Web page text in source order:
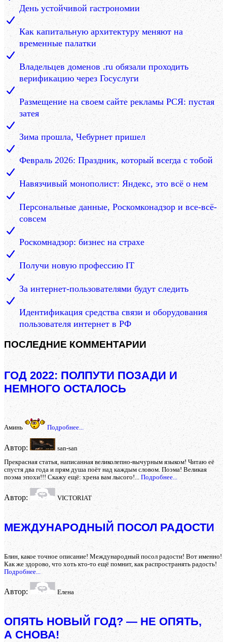
День устойчивой гастрономии
Как капитальную архитектуру меняют на
временные палатки
Владельцев доменов .ru обязали проходить
верификацию через Госуслуги
Размещение на своем сайте рекламы РСЯ: пустая
затея
Зима прошла, Чебурнет пришел
Февраль 2026: Праздник, который всегда с тобой
Навязчивый монополист: Яндекс, это всё о нем
Персональные данные, Роскомконадзор и все-всё-
совсем
Роскомнадзор: бизнес на страхе
Получи новую профессию IT
За интернет-пользователями будут следить
Идентификация средства связи и оборудования
пользователя интернет в РФ
ПОСЛЕДНИЕ КОММЕНТАРИИ
ГОД 2022: ПОЛПУТИ ПОЗАДИ И
НЕМНОГО ОСТАЛОСЬ
Аминь Подробнее...
Автор: san-san
Прекрасная статья, написанная великолепно-вычурным языком! Читаю её
спустя два года и прям душа поёт над каждым словом. Поэма! Великая
поэма эпохи!!! Скажу ещё: хрена вам лысого!... Подробнее...
Автор: VICTORIAT
МЕЖДУНАРОДНЫЙ ПОСОЛ РАДОСТИ
Блин, какое точное описание! Международный посол радости! Вот именно!
Как же здорово, что хоть кто-то ещё помнит, как распространять радость!
Подробнее...
Автор: Елена
ОПЯТЬ НОВЫЙ ГОД? — НЕ ОПЯТЬ,
А СНОВА!